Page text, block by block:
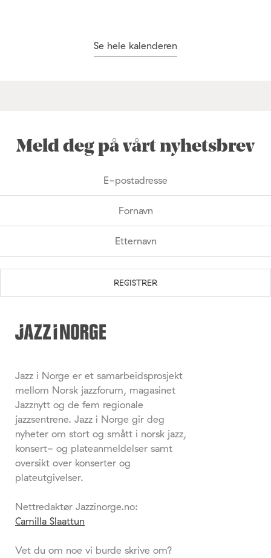
Se hele kalenderen
Meld deg på vårt nyhetsbrev
Jazz i Norge er et samarbeidsprosjekt
mellom Norsk jazzforum, magasinet
Jazznytt og de fem regionale
jazzsentrene. Jazz i Norge gir deg
nyheter om stort og smått i norsk jazz,
konsert- og plateanmeldelser samt
oversikt over konserter og
plateutgivelser.
Nettredaktør Jazzinorge.no:
Camilla Slaattun
Vet du om noe vi burde skrive om?